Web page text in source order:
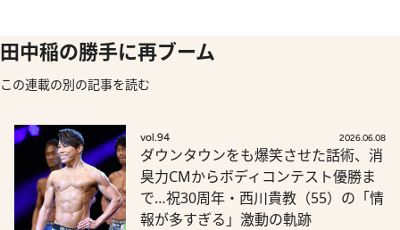
田中稲の勝手に再ブーム
この連載の別の記事を読む
vol.94 2026.06.08
ダウンタウンをも爆笑させた話術、消
臭力CMからボディコンテスト優勝ま
で…祝30周年・西川貴教（55）の「情
報が多すぎる」激動の軌跡